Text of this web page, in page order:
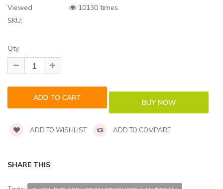
Viewed
10130 times
SKU:
Qty
ADD TO WISHLIST ADD TO COMPARE
SHARE THIS